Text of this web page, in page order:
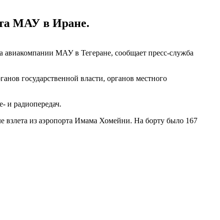
МАУ в Иране.
авиакомпании МАУ в Тегеране, сообщает пресс-служба
государственной власти, органов местного
и радиопередач.
взлета из аэропорта Имама Хомейни. На борту было 167